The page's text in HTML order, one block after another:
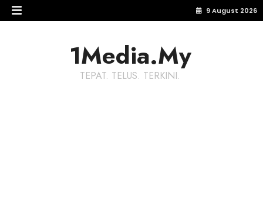
9 August 2026
1Media.My
TEPAT. TELUS. TERKINI.